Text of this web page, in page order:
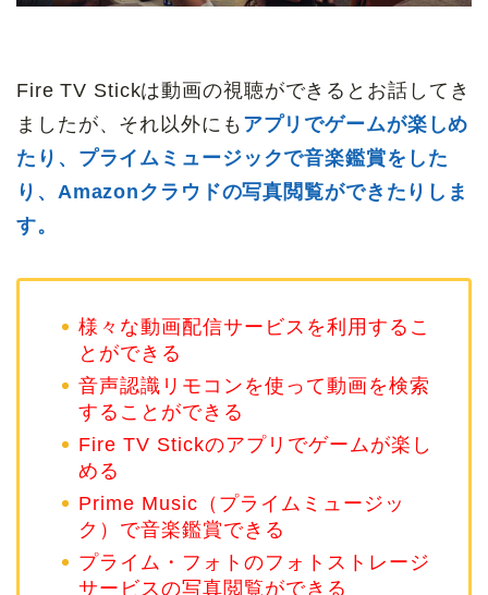
Fire TV Stickは動画の視聴ができるとお話してき
ましたが、それ以外にも アプリでゲームが楽しめ
たり、プライムミュージックで音楽鑑賞をした
り、Amazonクラウドの写真閲覧ができたりしま
す。
様々な動画配信サービスを利用するこ
とができる
音声認識リモコンを使って動画を検索
することができる
Fire TV Stickのアプリでゲームが楽し
める
Prime Music（プライムミュージッ
ク）で音楽鑑賞できる
プライム・フォトのフォトストレージ
サービスの写真閲覧ができる